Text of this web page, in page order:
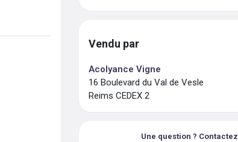
Vendu par
Acolyance Vigne
16 Boulevard du Val de Vesle
Reims CEDEX 2
Une question ? Contactez